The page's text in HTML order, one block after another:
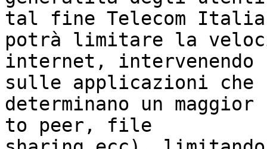
tal fine Telecom Italia
potrà limitare la
internet, intervenendo
sulle applicazioni che
determinano un
to peer, file